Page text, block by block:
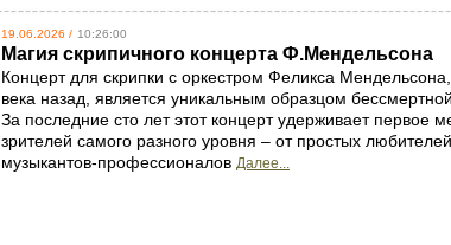
19.06.2026 / 10:26:00
Магия скрипичного концерта Ф.Мендельсона
Концерт для скрипки с оркестром Феликса
века назад, является уникальным образцом
За последние сто лет этот концерт удерживает первое
зрителей самого разного уровня – от простых
музыкантов-профессионалов Далее...